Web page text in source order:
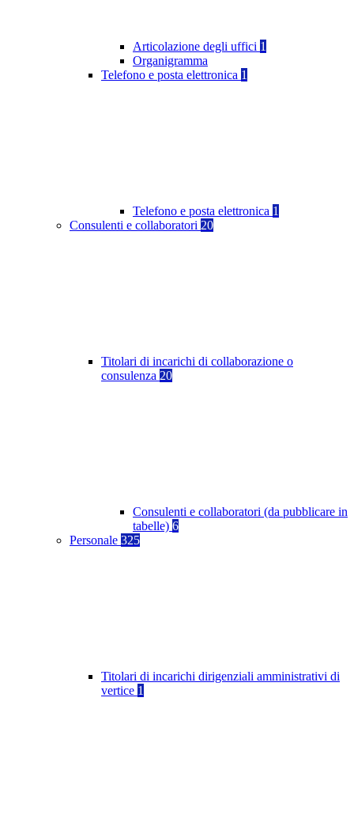
Articolazione degli uffici 1
Organigramma
Telefono e posta elettronica 1
Telefono e posta elettronica 1
Consulenti e collaboratori 20
Titolari di incarichi di collaborazione o
consulenza 20
Consulenti e collaboratori (da pubblicare in
tabelle) 6
Personale 325
Titolari di incarichi dirigenziali amministrativi di
vertice 1